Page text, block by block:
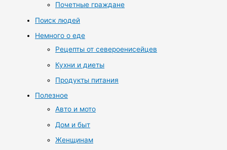
Почетные граждане
Поиск людей
Немного о еде
Рецепты от североенисейцев
Кухни и диеты
Продукты питания
Полезное
Авто и мото
Дом и быт
Женщинам